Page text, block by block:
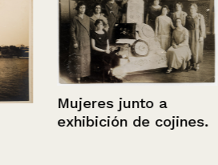
Mujeres junto a
exhibición de cojines.